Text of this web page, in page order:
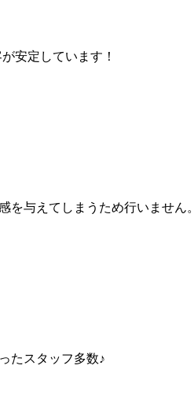
安定しています！
与えてしまうため行いません。
たスタッフ多数♪